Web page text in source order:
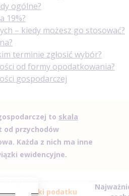
ogólne?
19%?
– kiedy możesz go stosować?
terminie zgłosić wybór?
od formy opodatkowania?
gospodarczej
to skala
od przychodów
Każda z nich ma inne
ewidencyjne.
Stawki podatku